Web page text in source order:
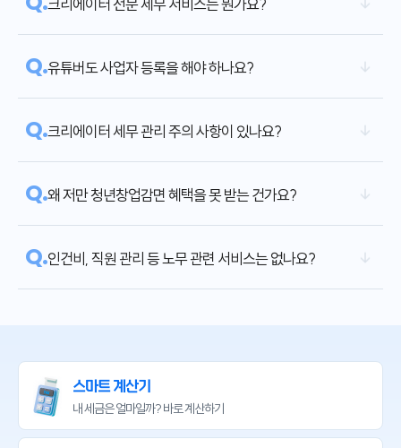
크리에이터 전문 세무 서비스는 뭔가요?
Q.유튜버도 사업자 등록을 해야 하나요?
Q.크리에이터 세무 관리 주의 사항이 있나요?
Q.왜 저만 청년창업감면 혜택을 못 받는 건가요?
Q.인건비, 직원 관리 등 노무 관련 서비스는 없나요?
스마트 계산기
내 세금은 얼마일까?바로 계산하기